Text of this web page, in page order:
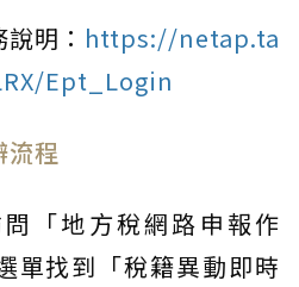
明： https://netap.ta
Ept_Login
流程
問「地方稅網路申報作
單找到「稅籍異動即時